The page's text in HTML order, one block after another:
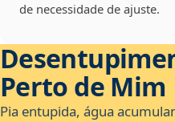
de necessidade de ajuste.
Perto de Mim
Pia entupida, água